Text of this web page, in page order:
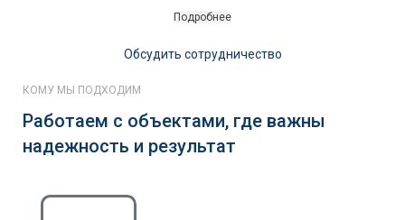
Подробнее
Обсудить сотрудничество
КОМУ МЫ ПОДХОДИМ
Работаем с объектами, где важны
надежность и результат